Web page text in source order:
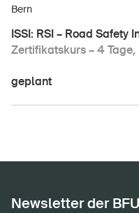
Bern
ISSI: RSI – Road Safety
Zertifikatskurs – 4 Tage,
geplant
Newsletter der